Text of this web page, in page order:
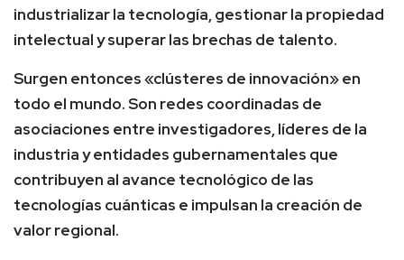
industrializar la tecnología, gestionar la propiedad
intelectual y superar las brechas de talento.
Surgen entonces «clústeres de innovación» en
todo el mundo. Son redes coordinadas de
asociaciones entre investigadores, líderes de la
industria y entidades gubernamentales que
contribuyen al avance tecnológico de las
tecnologías cuánticas e impulsan la creación de
valor regional.